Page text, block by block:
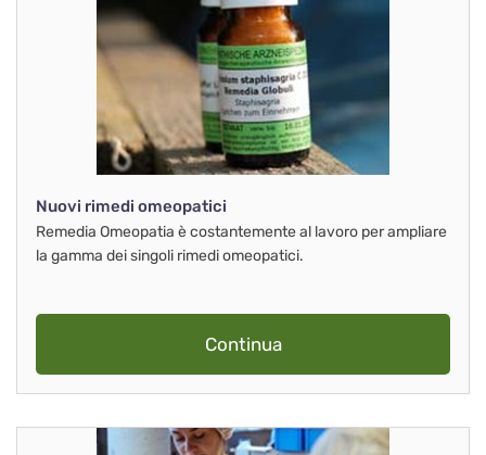
Nuovi rimedi omeopatici
Remedia Omeopatia è costantemente al lavoro per ampliare
la gamma dei singoli rimedi omeopatici.
Continua